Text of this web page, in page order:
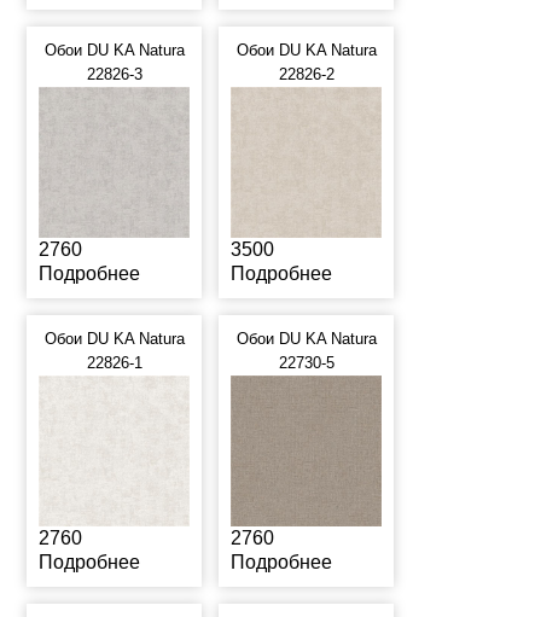
Обои DU KA Natura
22826-3
2760
Подробнее
Обои DU KA Natura
22826-2
3500
Подробнее
Обои DU KA Natura
22826-1
2760
Подробнее
Обои DU KA Natura
22730-5
2760
Подробнее